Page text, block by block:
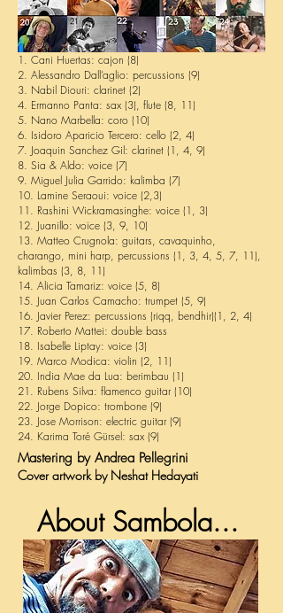
1. Cani Huertas: cajon (8)
2. Alessandro Dall’aglio: percussions (9)
3. Nabil Diouri: clarinet (2)
4. Ermanno Panta: sax (3), flute (8, 11)
5. Nano Marbella: coro (10)
6. Isidoro Aparicio Tercero: cello (2, 4)
7. Joaquin Sanchez Gil: clarinet (1, 4, 9)
8. Sia & Aldo: voice (7)
9. Miguel Julia Garrido: kalimba (7)
10. Lamine Seraoui: voice (2,3)
11. Rashini Wickramasinghe: voice (1, 3)
12. Juanillo: voice (3, 9, 10)
13. Matteo Crugnola: guitars, cavaquinho,
charango, mini harp, percussions (1, 3, 4, 5, 7, 11),
kalimbas (3, 8, 11)
14. Alicia Tamariz: voice (5, 8)
15. Juan Carlos Camacho: trumpet (5, 9)
16. Javier Perez: percussions (riqq, bendhir)(1, 2, 4)
17. Roberto Mattei: double bass
18. Isabelle Liptay: voice (3)
19. Marco Modica: violin (2, 11)
20. India Mae da Lua: berimbau (1)
21. Rubens Silva: flamenco guitar (10)
22. Jorge Dopico: trombone (9)
23. Jose Morrison: electric guitar (9)
24. Karima Toré Gürsel: sax (9)
Mastering by Andrea Pellegrini
Cover artwork by Neshat Hedayati
About Sambola...